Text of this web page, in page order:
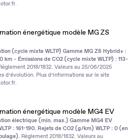
.
énergétique modèle MG ZS
(cycle mixte WLTP) Gamme MG ZS Hybrid+ :
km - Émissions de CO2 (cycle mixte WLTP) : 113-
2018/1832. Valeurs au 25/06/2025
d’évolution. Plus d’informations sur le site
.
énergétique modèle MG4 EV
électrique (min. max.) Gamme MG4 EV
: 161-190. Rejets de CO2 (g/km) WLTP : 0 (en
Règlement 2018/1832. Valeurs au